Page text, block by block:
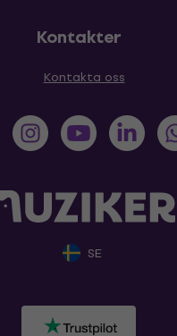
Kontakter
Kontakta oss
SE